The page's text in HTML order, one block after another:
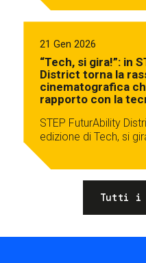
21 Gen 2026
“Tech, si gira!”: in
District torna la
cinematografica
rapporto con la
STEP FuturAbility
edizione di Tech, si
Tutti i